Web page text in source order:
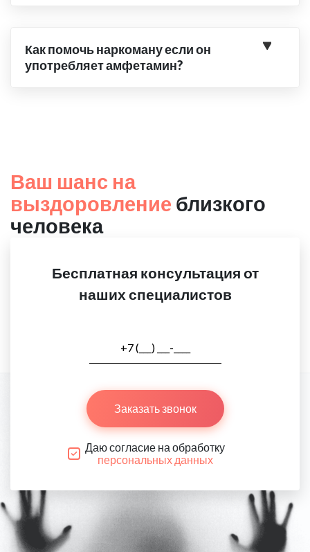
Как помочь наркоману если он
употребляет амфетамин?
Ваш шанс на
выздоровление близкого
человека
Бесплатная консультация от
наших специалистов
Заказать звонок
Даю согласие на обработку
персональных данных